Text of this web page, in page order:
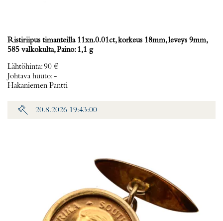
Ristiriipus timanteilla 11xn.0.01ct, korkeus 18mm, leveys 9mm,
585 valkokulta, Paino: 1,1 g
Lähtöhinta:90 €
Johtava huuto:-
Hakaniemen Pantti
20.8.2026 19:43:00